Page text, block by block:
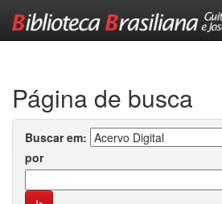
Página de busca
Buscar em:
por